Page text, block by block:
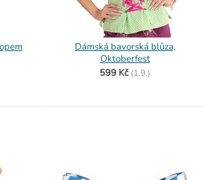
Dámská bavorská blůza,
Oktoberfest
599 Kč (1.9.)